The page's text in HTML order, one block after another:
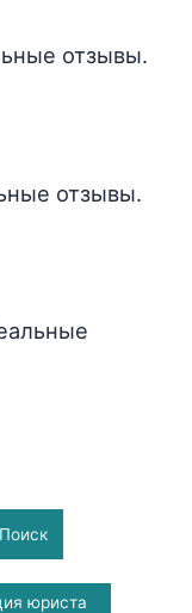
Поиск
юриста
отзывы.
отзывы.